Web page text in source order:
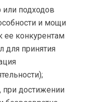
подходов
и мощи
ее конкурентам
для принятия
достижении